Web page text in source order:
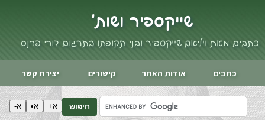
שייקספיר ושות'
כתבים מאת ויליאם שייקספיר ובני תקופתו בתרגום דורי פרנס
כתבים אודות האתר קישורים יצירת קשר
חיפוש א+ א• א-